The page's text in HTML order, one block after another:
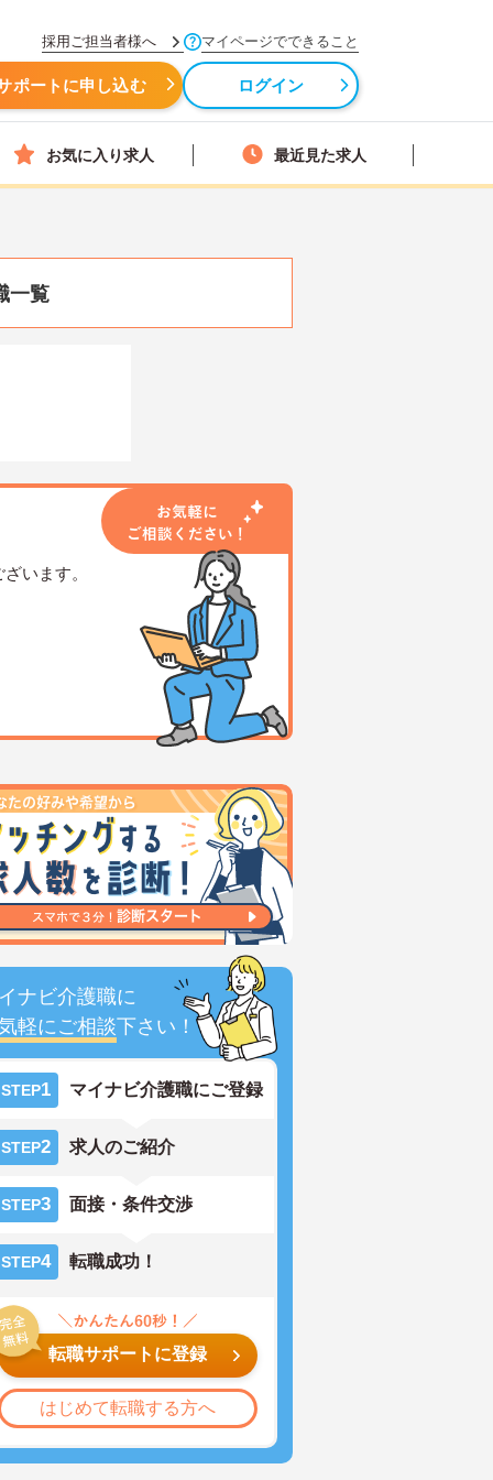
採用ご担当者様へ マイページでできること
ポートに申し込む ログイン
お気に入り求人 最近見た求人
一覧
います。
ナビ介護職に
軽にご相談下さい！
STEP1 マイナビ介護職にご登録
STEP2 求人のご紹介
STEP3 面接・条件交渉
STEP4 転職成功！
転職サポートに登録
はじめて転職する方へ